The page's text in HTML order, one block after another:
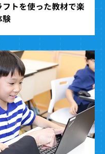
トを使った教材で楽
験